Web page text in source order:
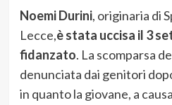
Noemi Durini, originaria di
Lecce,è stata uccisa il 3
fidanzato. La scomparsa
denunciata dai genitori
in quanto la giovane, a